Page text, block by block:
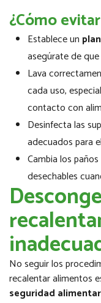
¿Cómo
Establece un
asegúrate de
Lava
cada uso,
contacto con
Desinfecta las
adecuados para
Cambia los
desechables
No seguir los
recalentar alimentos
seguridad